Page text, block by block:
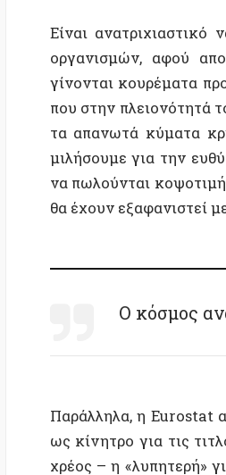
θα έχουν εξαφανιστεί με
Ο κόσμος
Παράλληλα, η Eurostat
επιτευχθούν οι
μια μεταστροφή στο ίδιο
μικροϊδιοκτησίας
κατοικία ως ανθρώπινο